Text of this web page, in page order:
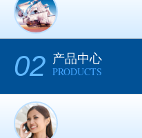
02 产品中心
PRODUCTS